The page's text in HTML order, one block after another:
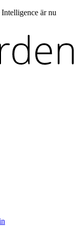
är nu